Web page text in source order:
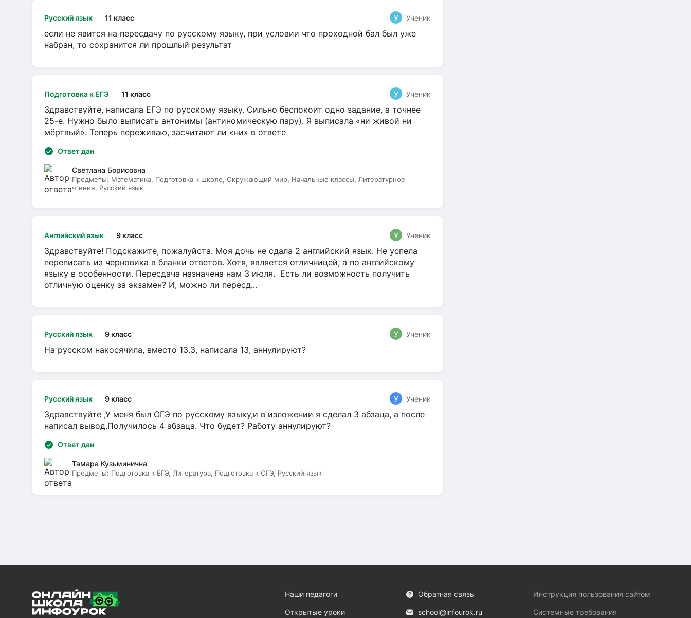
Русский язык 11 класс У Ученик
если не явится на пересдачу по русскому языку, при условии что проходной бал был уже
набран, то сохранится ли прошлый результат
Подготовка к ЕГЭ 11 класс У Ученик
Здравствуйте, написала ЕГЭ по русскому языку. Сильно беспокоит одно задание, а точнее
25-е. Нужно было выписать антонимы (антиномическую пару). Я выписала «ни живой ни
мёртвый». Теперь переживаю, засчитают ли «ни» в ответе
Ответ дан
Светлана Борисовна
Предметы: Математика, Подготовка к школе, Окружающий мир, Начальные классы, Литературное
чтение, Русский язык
Английский язык 9 класс У Ученик
Здравствуйте! Подскажите, пожалуйста. Моя дочь не сдала 2 английский язык. Не успела
переписать из черновика в бланки ответов. Хотя, является отличницей, а по английскому
языку в особенности. Пересдача назначена нам 3 июля. Есть ли возможность получить
отличную оценку за экзамен? И, можно ли пересд...
Русский язык 9 класс У Ученик
На русском накосячила, вместо 13.3, написала 13, аннулируют?
Русский язык 9 класс У Ученик
Здравствуйте ,У меня был ОГЭ по русскому языку,и в изложении я сделал 3 абзаца, а после
написал вывод.Получилось 4 абзаца. Что будет? Работу аннулируют?
Ответ дан
Тамара Кузьминична
Предметы: Подготовка к ЕГЭ, Литература, Подготовка к ОГЭ, Русский язык
Наши педагоги
Открытые уроки
Обратная связь
school@infourok.ru
Инструкция пользования сайтом
Системные требования